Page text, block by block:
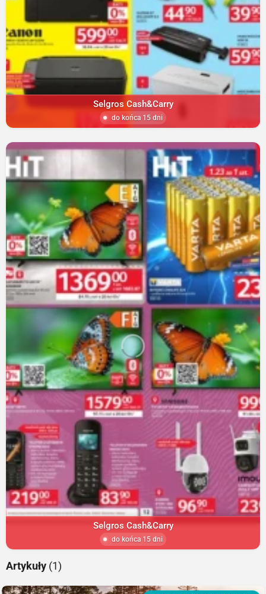
Selgros Cash&Carry
do końca 15 dni
Selgros Cash&Carry
do końca 15 dni
Artykuły (1)